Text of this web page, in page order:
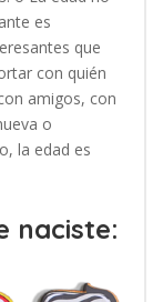
es
que
con quién
amigos, con
o
la edad es
naciste: